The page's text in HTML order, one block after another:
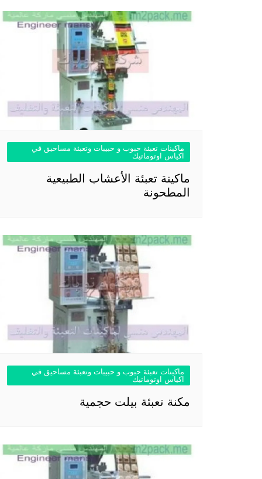
ماكينات تعبئة حبوب و حبيبات وتعبئة مساحيق في
اكياس اوتوماتيك
ماكينة تعبئة الأعشاب الطبيعية
المطحونة
ماكينات تعبئة حبوب و حبيبات وتعبئة مساحيق في
اكياس اوتوماتيك
مكنة تعبئة بيلت حجمية